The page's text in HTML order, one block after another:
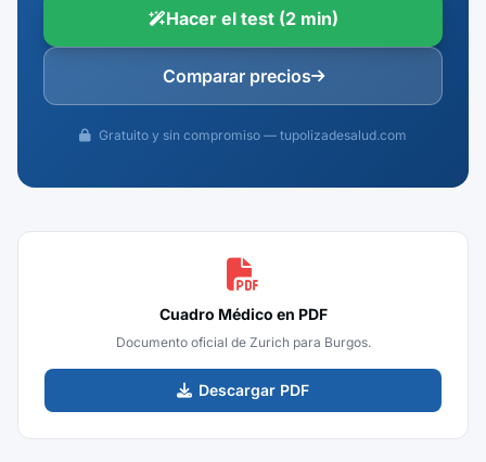
Hacer el test (2 min)
Comparar precios
Gratuito y sin compromiso — tupolizadesalud.com
Cuadro Médico en PDF
Documento oficial de Zurich para Burgos.
Descargar PDF